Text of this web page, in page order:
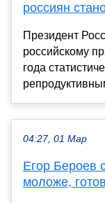
россиян
Президент
российскому
года
04:27, 01 Мар
Егор Бероев
моложе,